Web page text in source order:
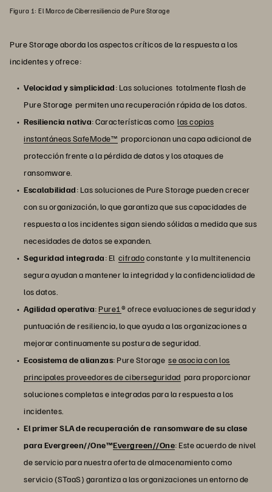
Figura 1: El Marco de Ciberresiliencia de Pure Storage
Pure Storage aborda los aspectos críticos de la respuesta a los
incidentes y ofrece:
Velocidad y simplicidad: Las soluciones totalmente flash de
Pure Storage permiten una recuperación rápida de los datos.
Resiliencia nativa: Características como las copias
instantáneas SafeMode™ proporcionan una capa adicional de
protección frente a la pérdida de datos y los ataques de
ransomware.
Escalabilidad: Las soluciones de Pure Storage pueden crecer
con su organización, lo que garantiza que sus capacidades de
respuesta a los incidentes sigan siendo sólidas a medida que sus
necesidades de datos se expanden.
Seguridad integrada: El cifradoconstante y la multitenencia
segura ayudan a mantener la integridad y la confidencialidad de
los datos.
Agilidad operativa:Pure1 ® ofrece evaluaciones de seguridad y
puntuación de resiliencia, lo que ayuda a las organizaciones a
mejorar continuamente su postura de seguridad.
Ecosistema de alianzas: Pure Storage se asocia con los
principales proveedores de ciberseguridad para proporcionar
soluciones completas e integradas para la respuesta a los
incidentes.
El primer SLA de recuperación de ransomware de su clase
para Evergreen//One™Evergreen//One: Este acuerdo de nivel
de servicio para nuestra oferta de almacenamiento como
servicio (STaaS) garantiza a las organizaciones un entorno de